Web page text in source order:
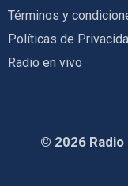
Términos y
Políticas de
Radio en vivo
© 2026